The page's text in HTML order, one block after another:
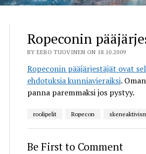
Ropeconin
BY EERO TUOVINEN ON 18.10.2009
Ropeconin pääjärjestäjät ovat
ehdotuksia kunniavieraiksi.
panna paremmaksi jos pystyy.
roolipelit Ropecon
Be First to Comment